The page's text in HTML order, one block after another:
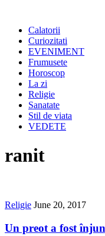
Calatorii
Curiozitati
EVENIMENT
Frumusete
Horoscop
La zi
Religie
Sanatate
Stil de viata
VEDETE
ranit
Religie June 20, 2017
Un preot a fost